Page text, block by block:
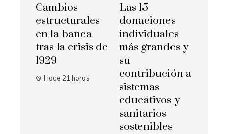
Cambios
estructurales
en la banca
tras la crisis de
1929
Hace 21 horas
Las 15
donaciones
individuales
más grandes y
su
contribución a
sistemas
educativos y
sanitarios
sostenibles